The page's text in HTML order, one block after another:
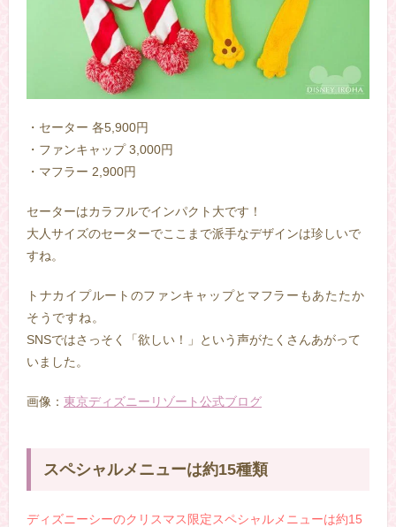
・セーター 各5,900円
・ファンキャップ 3,000円
・マフラー 2,900円
セーターはカラフルでインパクト大です！
大人サイズのセーターでここまで派手なデザインは珍しいで
すね。
トナカイプルートのファンキャップとマフラーもあたたか
そうですね。
SNSではさっそく「欲しい！」という声がたくさんあがって
いました。
画像： 東京ディズニーリゾート公式ブログ
スペシャルメニューは約15種類
ディズニーシーのクリスマス限定スペシャルメニューは約15